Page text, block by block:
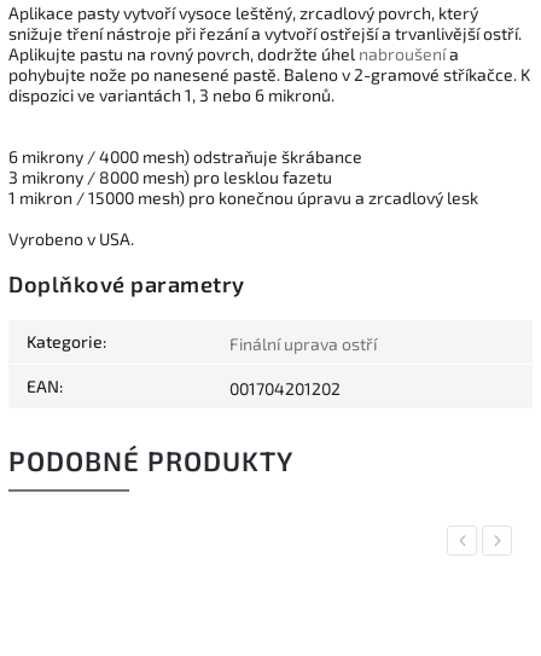
Aplikace pasty vytvoří vysoce leštěný, zrcadlový povrch, který
snižuje tření nástroje při řezání a vytvoří ostřejší a trvanlivější ostří.
Aplikujte pastu na rovný povrch, dodržte úhel nabroušenía
pohybujte nože po nanesené pastě. Baleno v 2-gramové stříkačce. K
dispozici ve variantách 1, 3 nebo 6 mikronů.
6 mikrony / 4000 mesh) odstraňuje škrábance
3 mikrony / 8000 mesh) pro lesklou fazetu
1 mikron / 15000 mesh) pro konečnou úpravu a zrcadlový lesk
Vyrobeno v USA.
Doplňkové parametry
Kategorie: Finální uprava ostří
EAN: 001704201202
PODOBNÉ PRODUKTY
Previous
Next